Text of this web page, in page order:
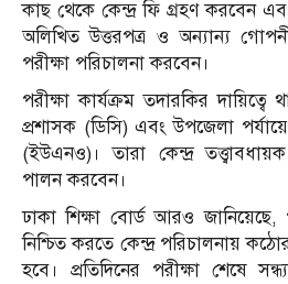
কাছ থেকে কেন্দ্র ফি গ্রহণ করবেন
অলিখিত উত্তরপত্র ও অন্যান্য
পরীক্ষা পরিচালনা করবেন।
পরীক্ষা কার্যক্রম তদারকির
প্রশাসক (ডিসি) এবং উপজেলা পর্যায়ে
(ইউএনও)। তারা কেন্দ্র
পালন করবেন।
ঢাকা শিক্ষা বোর্ড আরও জানিয়েছে,
নিশ্চিত করতে কেন্দ্র পরিচালনায়
হবে। প্রতিদিনের পরীক্ষা শেষে